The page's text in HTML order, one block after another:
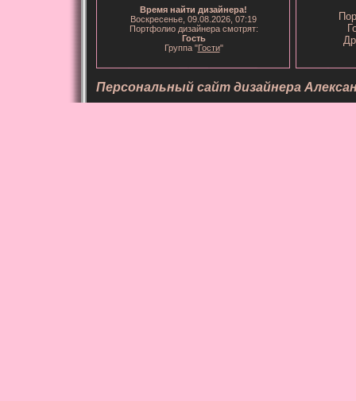
Время найти дизайнера!
Воскресенье, 09.08.2026, 07:19
Портфолио дизайнера смотрят:
Гость
Группа "Гости"
Персональный сайт дизайнера